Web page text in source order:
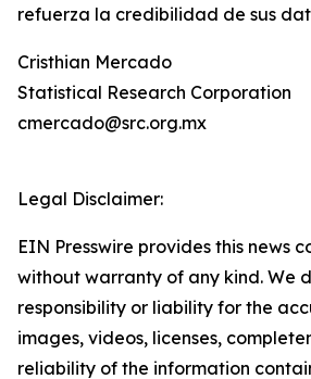
refuerza la credibilidad de sus
Cristhian Mercado
Statistical Research Corporation
cmercado@src.org.mx
Legal Disclaimer:
EIN Presswire provides this news
without warranty of any kind. We
responsibility or liability for the
images, videos, licenses,
reliability of the information